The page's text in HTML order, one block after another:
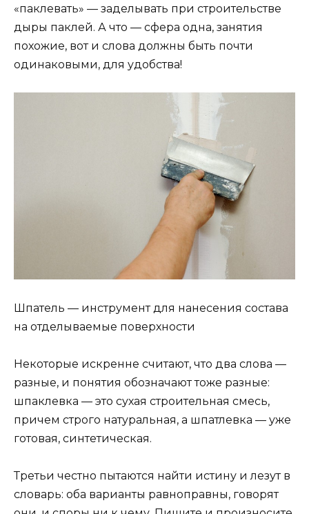
«паклевать» — заделывать при строительстве
дыры паклей. А что — сфера одна, занятия
похожие, вот и слова должны быть почти
одинаковыми, для удобства!
Шпатель — инструмент для нанесения состава
на отделываемые поверхности
Некоторые искренне считают, что два слова —
разные, и понятия обозначают тоже разные:
шпаклевка — это сухая строительная смесь,
причем строго натуральная, а шпатлевка — уже
готовая, синтетическая.
Третьи честно пытаются найти истину и лезут в
словарь: оба варианты равноправны, говорят